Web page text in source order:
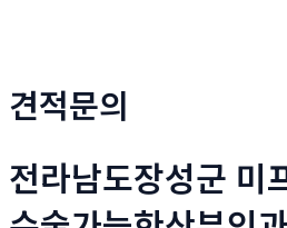
견적문의
전라남도장성군 미